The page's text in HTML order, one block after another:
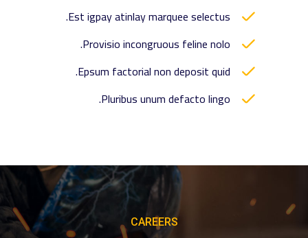
Est igpay atinlay marquee selectus.
Provisio incongruous feline nolo.
Epsum factorial non deposit quid.
Pluribus unum defacto lingo.
CAREERS